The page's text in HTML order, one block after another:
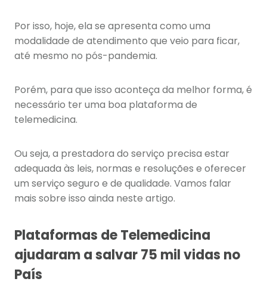
Por isso, hoje, ela se apresenta como uma
modalidade de atendimento que veio para ficar,
até mesmo no pós-pandemia.
Porém, para que isso aconteça da melhor forma, é
necessário ter uma boa plataforma de
telemedicina.
Ou seja, a prestadora do serviço precisa estar
adequada às leis, normas e resoluções e oferecer
um serviço seguro e de qualidade. Vamos falar
mais sobre isso ainda neste artigo.
Plataformas de Telemedicina
ajudaram a salvar 75 mil vidas no
País